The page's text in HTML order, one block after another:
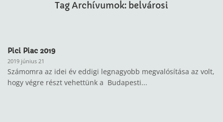
Tag Archívumok: belvárosi
Pici Piac 2019
2019 június 21
Számomra az idei év eddigi legnagyobb megvalósítása az volt,
hogy végre részt vehettünk a Budapesti...